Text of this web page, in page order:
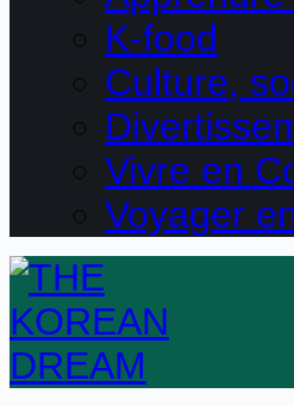
K-food
Culture,
Vivre en
Voyager